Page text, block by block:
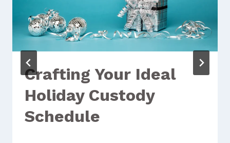
Crafting Your Ideal
Holiday Custody
Schedule